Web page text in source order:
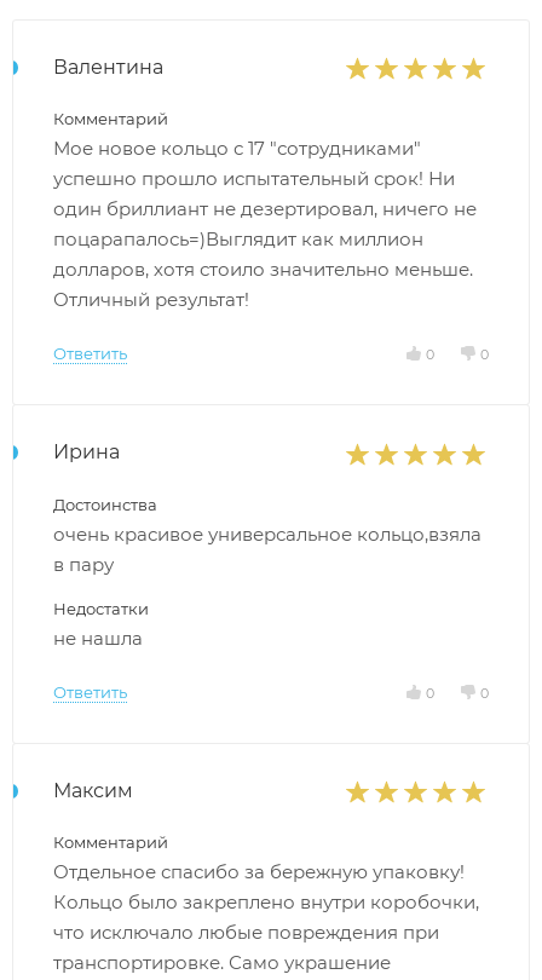
Валентина
Комментарий
Мое новое кольцо с 17 "сотрудниками"
успешно прошло испытательный срок! Ни
один бриллиант не дезертировал, ничего не
поцарапалось=)Выглядит как миллион
долларов, хотя стоило значительно меньше.
Отличный результат!
Ответить 0 0
Ирина
Достоинства
очень красивое универсальное кольцо,взяла
в пару
Недостатки
не нашла
Ответить 0 0
Максим
Комментарий
Отдельное спасибо за бережную упаковку!
Кольцо было закреплено внутри коробочки,
что исключало любые повреждения при
транспортировке. Само украшение